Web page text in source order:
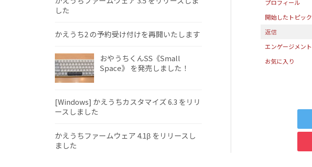
プロフィール
開始したトピック
返信
エンゲージメント
お気に入り
した
かえうち2 の予約受け付けを再開いたします
おやうちくんSS《Small
Space》 を発売しました！
[Windows] かえうちカスタマイズ 6.3 をリリ
ースしました
かえうちファームウェア 4.1β をリリースし
ました